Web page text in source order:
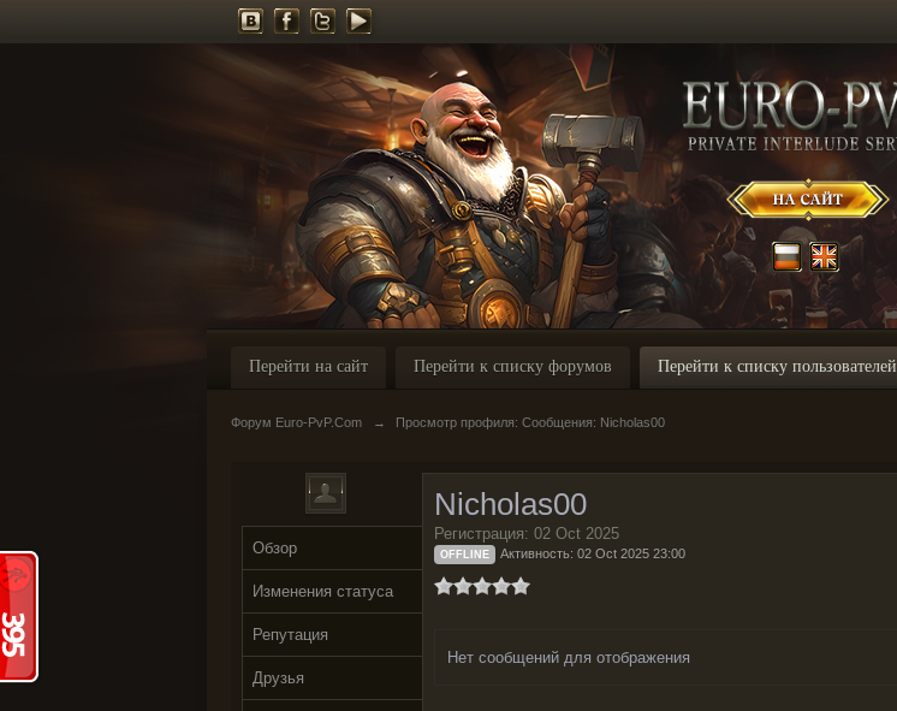
Перейти на сайт Перейти к списку форумов Перейти к списку пользователей
Форум Euro-PvP.Com → Просмотр профиля: Сообщения: Nicholas00
Обзор
Изменения статуса
Репутация
Друзья
Nicholas00
Регистрация: 02 Oct 2025
OFFLINE Активность: 02 Oct 2025 23:00
Нет сообщений для отображения